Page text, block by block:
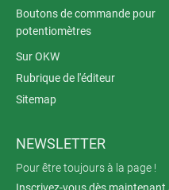
Boutons de commande pour
potentiomètres
Sur OKW
Rubrique de l'éditeur
Sitemap
NEWSLETTER
Pour être toujours à la page !